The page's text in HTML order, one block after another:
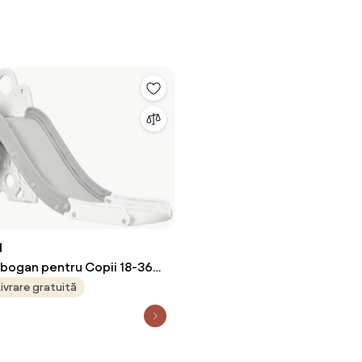
pentru Copii 18-36
cm, Gri | Aosom
gratuită